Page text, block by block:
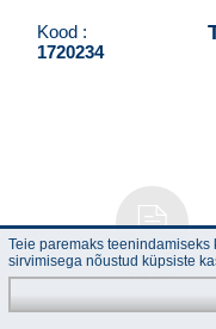
Kood :
1720234
Juhend
Teie paremaks
sirvimisega nõustud küpsiste